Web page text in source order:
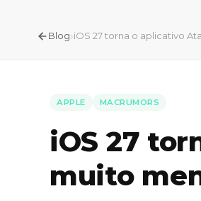
Blog›iOS 27 torna o aplicativo
APPLE MACRUMORS
iOS 27
muito